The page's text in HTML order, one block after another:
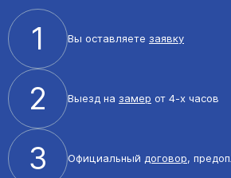
1 Вы оставляете заявку
2 Выезд на замер от 4-х часов
3 Официальный договор,